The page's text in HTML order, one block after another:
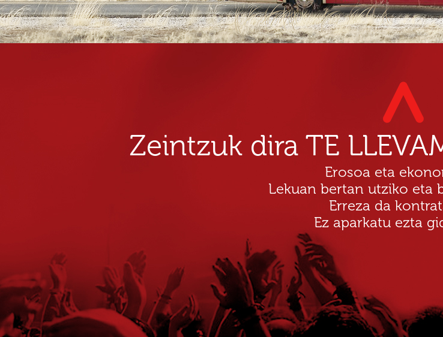
Zeintzuk dira TE
Erosoa eta
Lekuan bertan utziko eta
Erreza da
Ez aparkatu ezta